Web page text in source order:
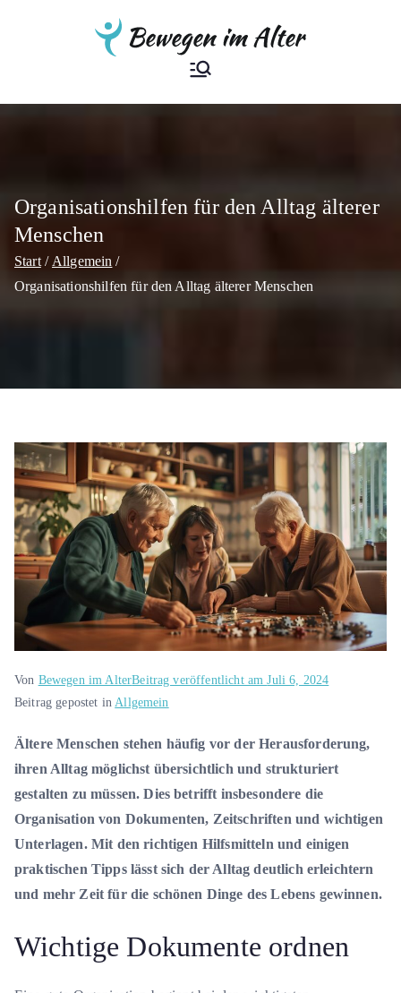
Bewegen im
Der Ratgeber
Organisationshilfen für den Alltag älterer
Menschen
Start
Allgemein
Organisationshilfen für den Alltag älterer Menschen
Von Bewegen im AlterBeitrag veröffentlicht amJuli 6, 2024
Beitrag gepostet inAllgemein
Ältere Menschen stehen häufig vor der Herausforderung,
ihren Alltag möglichst übersichtlich und strukturiert
gestalten zu müssen. Dies betrifft insbesondere die
Organisation von Dokumenten, Zeitschriften und wichtigen
Unterlagen. Mit den richtigen Hilfsmitteln und einigen
praktischen Tipps lässt sich der Alltag deutlich erleichtern
und mehr Zeit für die schönen Dinge des Lebens gewinnen.
Wichtige Dokumente ordnen